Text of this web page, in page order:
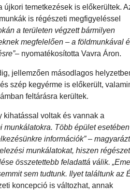
temetkezések is előkerültek.
is régészeti megfigyeléssel
a területen végzett bármilyen
megfelelően – a földmunkával
– nyomatékosította Vavra Áron.
jellemzően másodlagos
szép kegyérme is előkerült,
feltárásra kerültek.
kihatással voltak és vannak a
munkálatokra. Több épület
információk” –
munkálatokat, hiszen
összetettebb feladattá válik.
sem tudtunk. Ilyet találtunk az
koncepció is változhat, annak